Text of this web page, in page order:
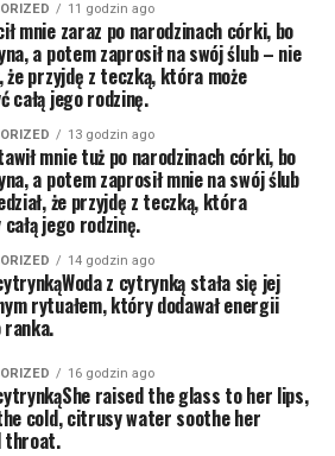
11 godzin ago
mnie zaraz po narodzinach córki, bo
a potem zaprosił na swój ślub – nie
że przyjdę z teczką, która może
całą jego rodzinę.
13 godzin ago
mnie tuż po narodzinach córki, bo
a potem zaprosił mnie na swój ślub
że przyjdę z teczką, która
jego rodzinę.
14 godzin ago
z cytrynką stała się jej
rytuałem, który dodawał energii
ranka.
16 godzin ago
raised the glass to her lips,
cold, citrusy water soothe her
throat.